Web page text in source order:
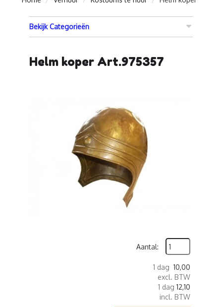
Bekijk Categorieën
Helm koper Art.975357
Aantal:
1 dag 10,00
excl. BTW
1 dag 12,10
incl. BTW